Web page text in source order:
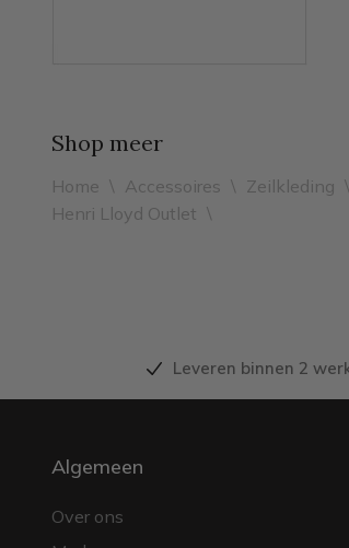
Shop meer
Home \ Accessoires \ Zeilkleding \
Henri Lloyd Outlet \
Leveren binnen 2
Algemeen
Over ons